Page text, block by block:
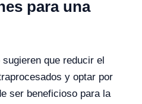
para una
que reducir el
y optar por
ser beneficioso para la